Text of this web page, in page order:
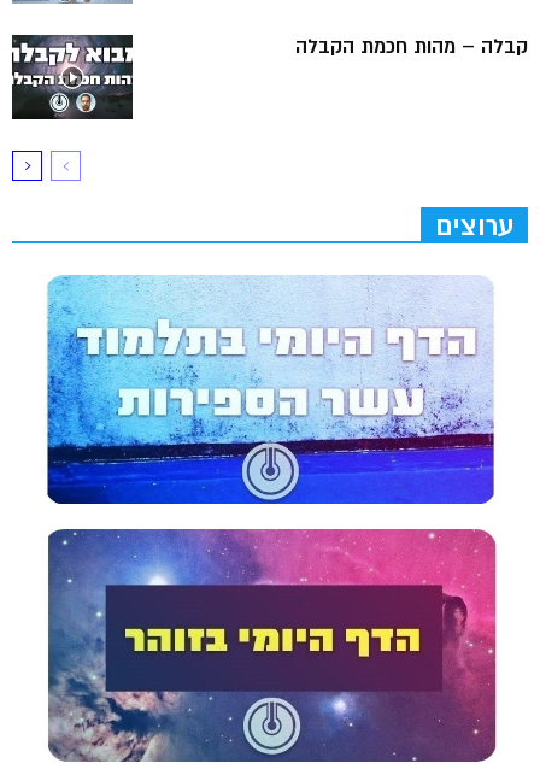
קבלה – מהות חכמת הקבלה
ערוצים